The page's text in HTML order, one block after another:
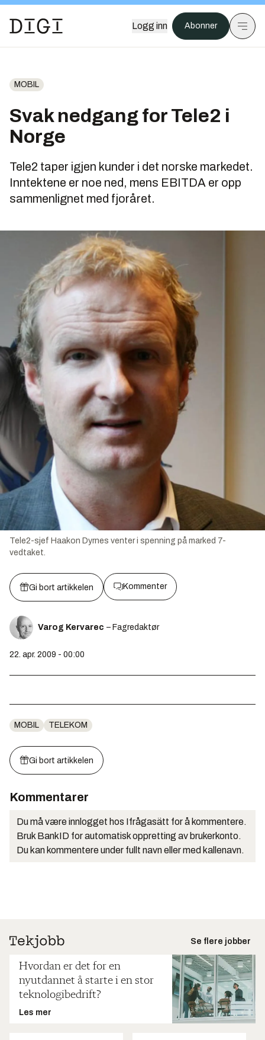
Logg inn Abonner
MOBIL
Svak nedgang for Tele2 i
Norge
Tele2 taper igjen kunder i det norske markedet.
Inntektene er noe ned, mens EBITDA er opp
sammenlignet med fjoråret.
Tele2-sjef Haakon Dyrnes venter i spenning på marked 7-
vedtaket.
Gi bort artikkelen Kommenter
Varog Kervarec – Fagredaktør
22. apr. 2009 - 00:00
MOBIL TELEKOM
Gi bort artikkelen
Kommentarer
Du må være innlogget hos Ifrågasätt for å kommentere.
Bruk BankID for automatisk oppretting av brukerkonto.
Du kan kommentere under fullt navn eller med kallenavn.
Se flere jobber
Hvordan er det for en
nyutdannet å starte i en stor
teknologibedrift?
Les mer